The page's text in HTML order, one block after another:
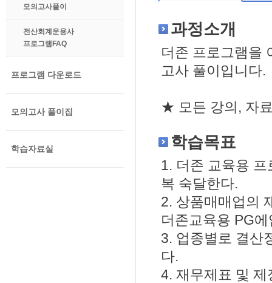
모의고사풀이
전산회계운용사
프로그램FAQ
프로그램 다운로드
모의고사 풀이집
학습자료실
과정소개
더존 프로그램을
고사 풀이입니다.
★ 모든 강의, 자
학습목표
1. 더존 교육용
복 숙달한다.
2. 상품매매업의
더존교육용 PG
3. 업종별로 결산
다.
4. 재무제표 및